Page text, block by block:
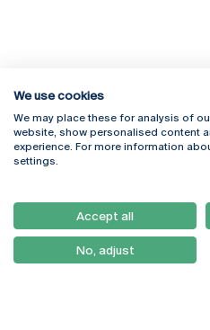
Rua Diogo Botelho 1327
4169-005 Porto
+351 226 196 240
We use cookies
We may place these for analysis of
website, show personalised content
experience. For more information
settings.
Accept all
No, adjust